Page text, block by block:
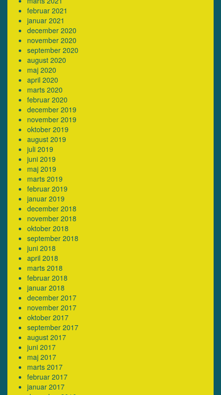
februar 2021
januar 2021
december 2020
november 2020
september 2020
august 2020
maj 2020
april 2020
marts 2020
februar 2020
december 2019
november 2019
oktober 2019
august 2019
juli 2019
juni 2019
maj 2019
marts 2019
februar 2019
januar 2019
december 2018
november 2018
oktober 2018
september 2018
juni 2018
april 2018
marts 2018
februar 2018
januar 2018
december 2017
november 2017
oktober 2017
september 2017
august 2017
juni 2017
maj 2017
marts 2017
februar 2017
januar 2017